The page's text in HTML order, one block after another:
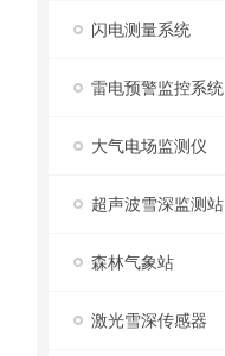
闪电测量系统
雷电预警监控系统
大气电场监测仪
超声波雪深监测站
森林气象站
激光雪深传感器